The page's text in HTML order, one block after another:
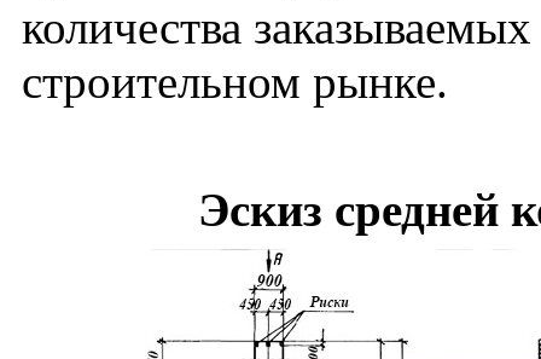
количества
строительном рынке.
Эскиз средней